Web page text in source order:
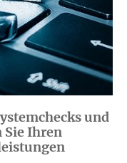
und
Sie Ihren